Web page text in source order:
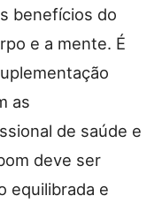
benefícios do
e a mente. É
as
de saúde e
deve ser
equilibrada e